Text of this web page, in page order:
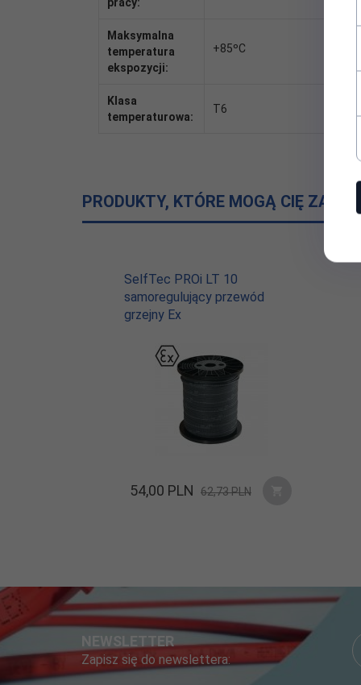
Maksymalna
temperatura
ekspozycji:
+85ºC
Klasa
temperaturowa:
T6
PRODUKTY, KTÓRE MOGĄ CIĘ
SelfTec PROi LT 10
samoregulujący przewód
grzejny Ex
54,00 PLN 62,73 PLN
NEWSLETTER
Zapisz się do newslettera: